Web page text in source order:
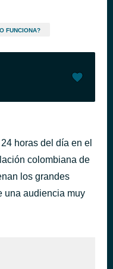
FUNCIONA?
horas del día en el
colombiana de
los grandes
una audiencia muy